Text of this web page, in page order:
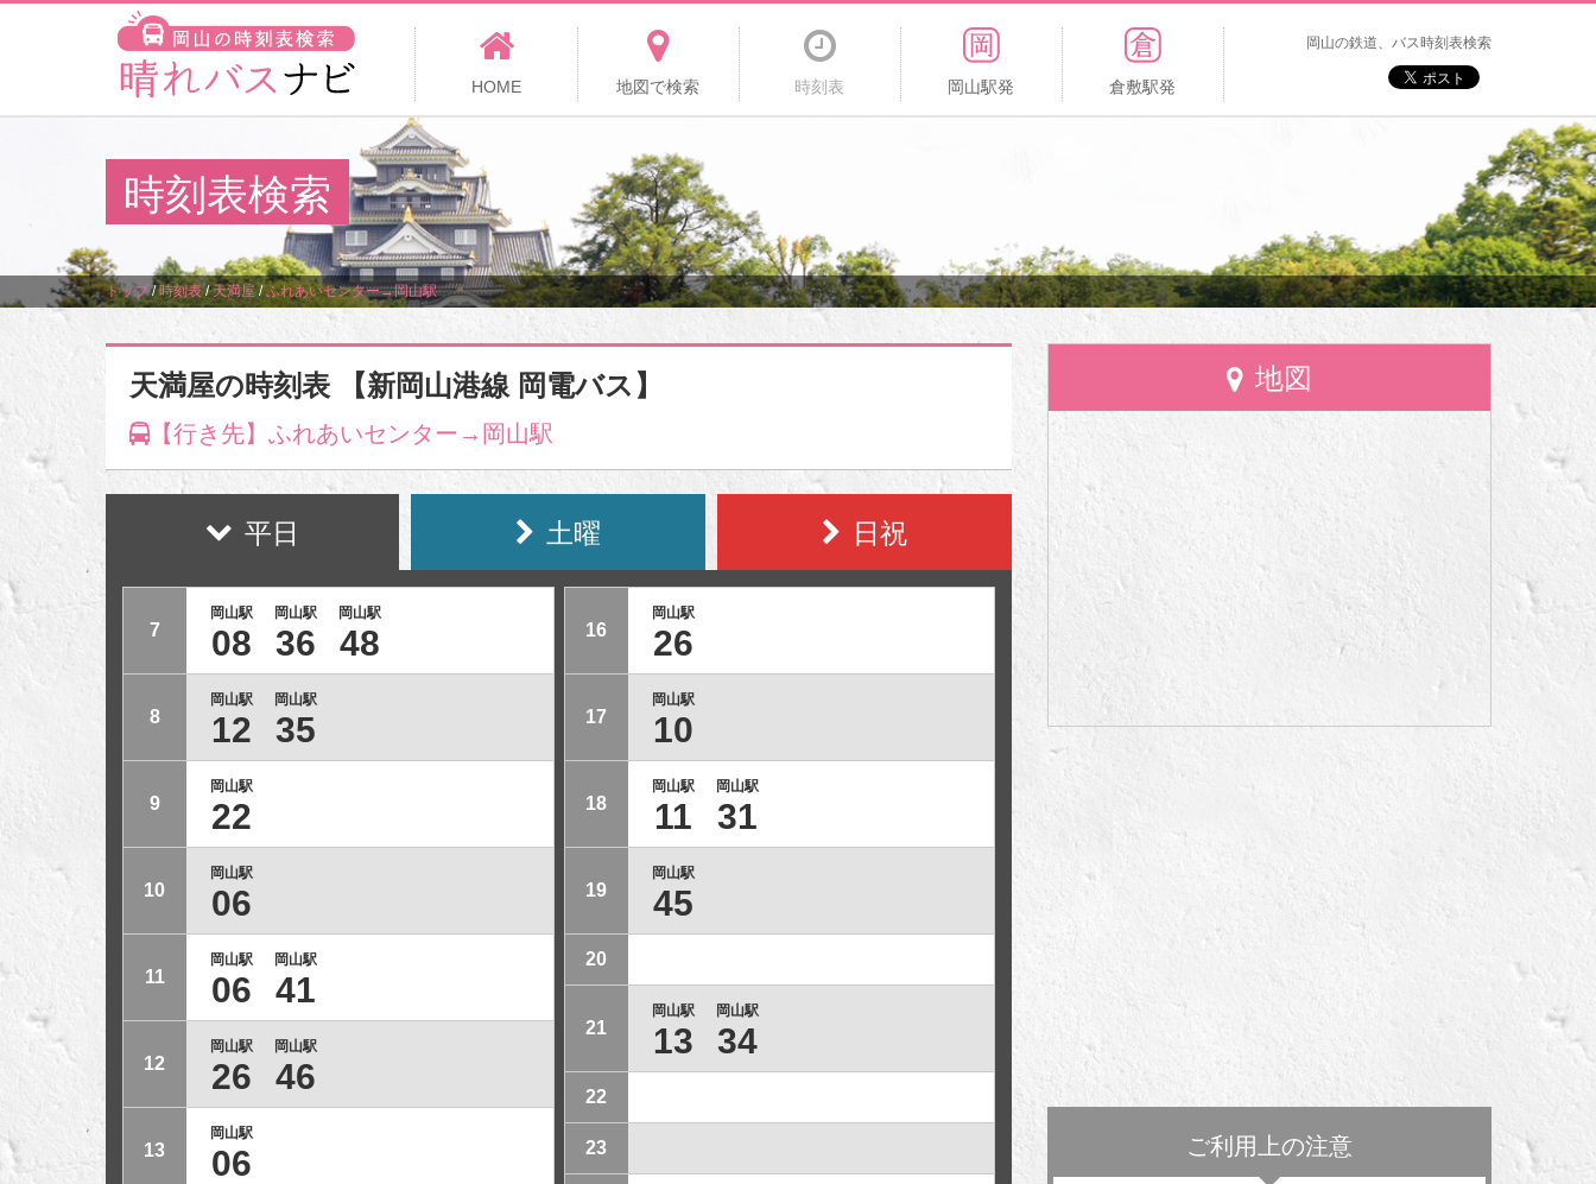
HOME 地図で検索 時刻表 岡山駅発 倉敷駅発
岡山の鉄道、バス時刻表検索
時刻表検索
トップ/時刻表/天満屋/ふれあいセンター→岡山駅
天満屋の時刻表 【新岡山港線 岡電バス】
【行き先】ふれあいセンター→岡山駅
平日 土曜 日祝
7
岡山駅
08
岡山駅
36
岡山駅
48
8
岡山駅
12
岡山駅
35
9
岡山駅
22
10
岡山駅
06
11
岡山駅
06
岡山駅
41
12
岡山駅
26
岡山駅
46
13
岡山駅
06
16
岡山駅
26
17
岡山駅
10
18
岡山駅
11
岡山駅
31
19
岡山駅
45
20
21
岡山駅
13
岡山駅
34
22
23
地図
ご利用上の注意